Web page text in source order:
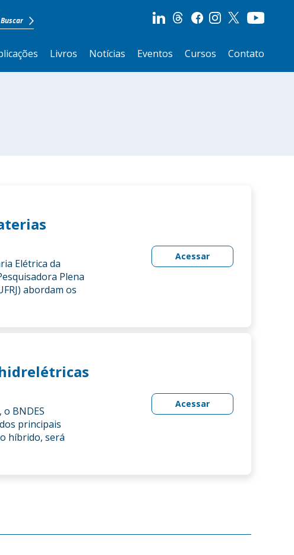
Livros Notícias Eventos Cursos Contato
Elétrica da
Plena
abordam os
Acessar
hidrelétricas
BNDES
principais
híbrido, será
Acessar